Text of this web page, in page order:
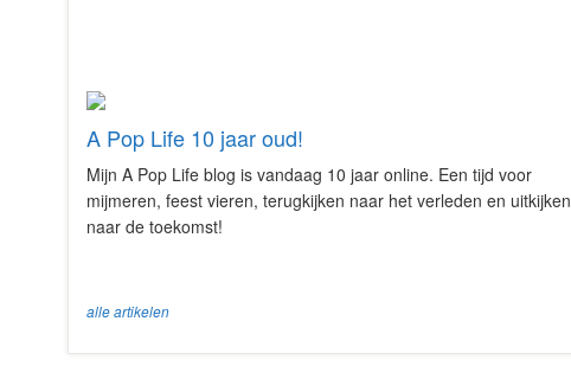
A Pop Life 10 jaar oud!
Mijn A Pop Life blog is vandaag 10 jaar online. Een tijd voor
mijmeren, feest vieren, terugkijken naar het verleden en uitkijken
naar de toekomst!
alle artikelen